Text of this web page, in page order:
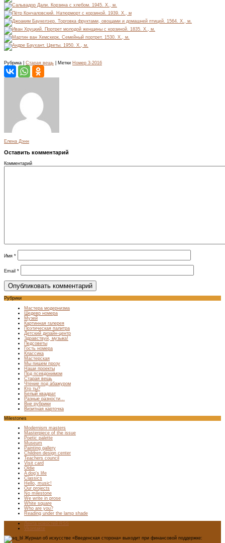
Рубрика | Старая вещь | Метки Номер 3-2016
Елена Дэнн
Оставить комментарий
Комментарий
Имя *
Email *
Рубрики
Мастера модернизма
Шедевр номера
Музей
Картинная галерея
Поэтическая палитра
Детский дизайн-центр
Здравствуй, музыка!
Педсоветы
Гость номера
Классика
Мастерская
Мы пишем прозу
Наши проекты
Под псевдонимом
Старая вещь
Чтение под абажуром
Кто ты?
Белый квадрат
Разные разности…
Вне рубрики
Визитная карточка
Milestones
Modernism masters
Masterpiece of the issue
Poetic palette
Museum
Painting gallery
Children design center
Teachers council
Visit card
Oldie
A dog’s life
Classics
Hello, music!
Our projects
No milestone
We write in prose
White square
Who are you?
Reading under the lamp shade
Лента новостей RSS
Vkontakte
Журнал об искусстве «Введенская сторона» выходит при финансовой поддержке: